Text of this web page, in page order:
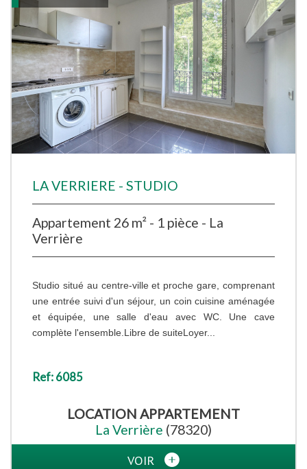
LA VERRIERE - STUDIO
Appartement 26 m² - 1 pièce - La
Verrière
Studio situé au centre-ville et proche gare, comprenant
une entrée suivi d'un séjour, un coin cuisine aménagée
et équipée, une salle d'eau avec WC. Une cave
complète l'ensemble.Libre de suiteLoyer...
Ref: 6085
LOCATION APPARTEMENT
La Verrière (78320)
VOIR